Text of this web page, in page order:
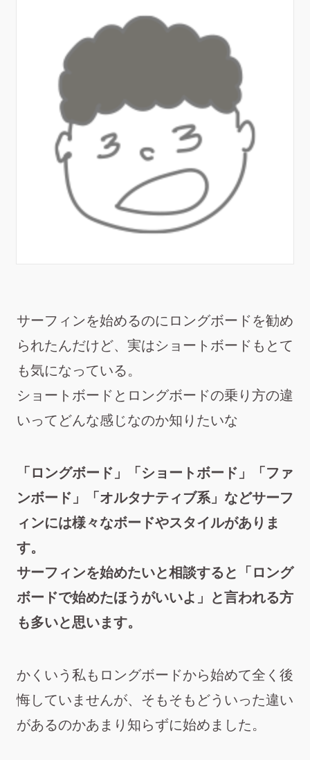
サーフィンを始めるのにロングボードを勧め
られたんだけど、実はショートボードもとて
も気になっている。
ショートボードとロングボードの乗り方の違
いってどんな感じなのか知りたいな
「ロングボード」「ショートボード」「ファ
ンボード」「オルタナティブ系」などサーフ
ィンには様々なボードやスタイルがありま
す。
サーフィンを始めたいと相談すると「ロング
ボードで始めたほうがいいよ」と言われる方
も多いと思います。
かくいう私もロングボードから始めて全く後
悔していませんが、そもそもどういった違い
があるのかあまり知らずに始めました。